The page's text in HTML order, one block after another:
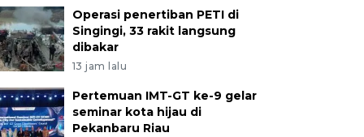
Operasi penertiban PETI di
Singingi, 33 rakit langsung
dibakar
13 jam lalu
Pertemuan IMT-GT ke-9 gelar
seminar kota hijau di
Pekanbaru Riau